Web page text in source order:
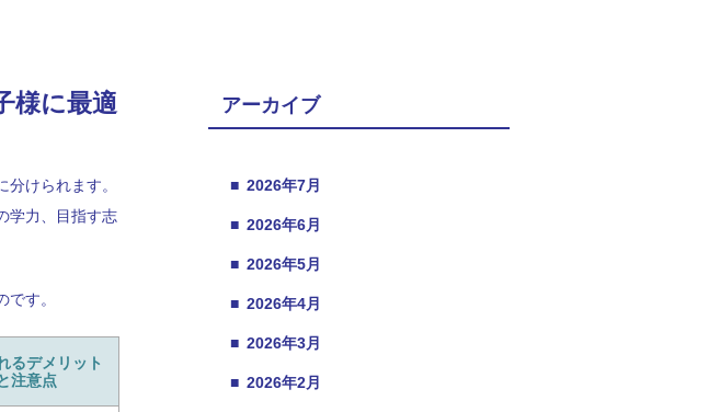
様に最適
けられます。
学力、目指す志
す。
るデメリット
注意点
アーカイブ
■ 2026年7月
■ 2026年6月
■ 2026年5月
■ 2026年4月
■ 2026年3月
■ 2026年2月